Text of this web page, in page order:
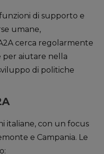
di supporto e
umane,
cerca regolarmente
per aiutare nella
di politiche
italiane, con un focus
e Campania. Le